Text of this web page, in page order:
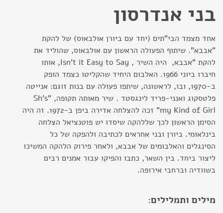
בני אנדרסון
אחד מצמד הבי"תים (יחד עם ביורן אולבאוס) של להקת
"אבבא". שיתוף הפעולה הראשון עם אולבאוס, שהוליד את
להקת "אבבא, היה השיר , Isn’t it Easy to Say, אותו
חיברו ביוני 1966. האלבום היחיד שהקליטו כצמד הופק
ב-1970, ובו, לראשונה, שיתפו פעולה עם בנות זוגם: אנייטה
פלטסקוג ואנני-פריד לינגסטד . שיר מאותה תקופה, "Sh’s
my Kind of Girl" זכה להצלחה אדירה ביפן ב-1972. זה היה
הסימן הראשון לכך שללהקה שיסדו יש פוטנציאל הצלחה
בינלאומי. ביורן ובני אחראים לכתיבה ולהפקה של כל
הסינגלים והאלבומים של אבבא, ולאחר פירוק הלהקה המשיכו
ליצור ביחד. בין השאר, כתבו והפיקו עבור אמנים רבים
בשוודיה וברחבי אירופה.
מילים ותמלילים: